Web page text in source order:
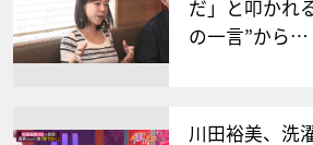
だ」と叩かれ
の一言”から…
川田裕美、洗